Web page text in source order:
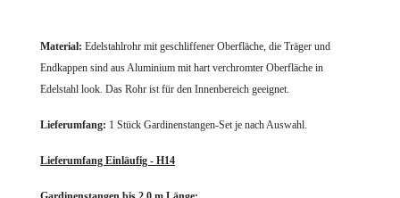
Material: Edelstahlrohr mit geschliffener Oberfläche, die Träger und
Endkappen sind aus Aluminium mit hart verchromter Oberfläche in
Edelstahl look. Das Rohr ist für den Innenbereich geeignet.
Lieferumfang: 1 Stück Gardinenstangen-Set je nach Auswahl.
Lieferumfang Einläufig - H14